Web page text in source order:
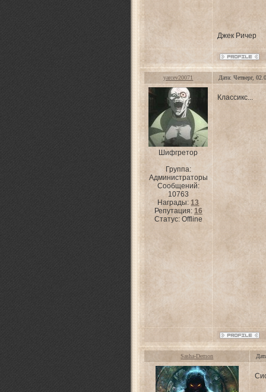
Джек Ричер
yarcev20071 Дата: Четверг,
Шифгретор
Группа:
Администраторы
Сообщений:
10763
Награды:13
Репутация: 16
Статус: Offline
Классикс...
Sasha-Demon